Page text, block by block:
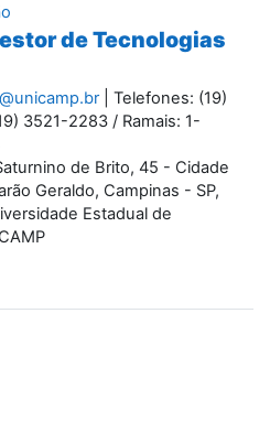
de Tecnologias
| Telefones: (19)
3521-2283 / Ramais: 1-
de Brito, 45 - Cidade
Geraldo, Campinas - SP,
Estadual de